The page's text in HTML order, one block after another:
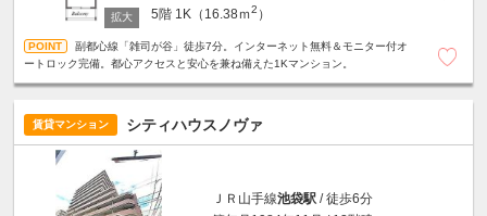
5階 1K（16.38ｍ2 ）
副都心線「雑司が谷」徒歩7分。インターネット無料＆モニター付オ
ートロック完備。都心アクセスと安心を兼ね備えた1Kマンション。
賃貸マンション シティハウスノヴァ
ＪＲ山手線池袋駅 / 徒歩6分